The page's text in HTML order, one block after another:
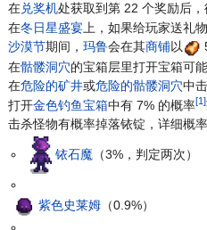
在兑奖机处获取到第 22 个奖励后
在冬日星盛宴 上，如果给玩家送礼
沙漠节期间，玛鲁会在其商铺以
在骷髅洞穴的宝箱层里打开宝箱可
在危险的矿井或危险的骷髅洞穴中
打开金色钓鱼宝箱中有 7% 的概率[1]
击杀怪物有概率掉落铱锭，详细概率
铱石魔 （3%，判定两次）
紫色史莱姆（0.9%）